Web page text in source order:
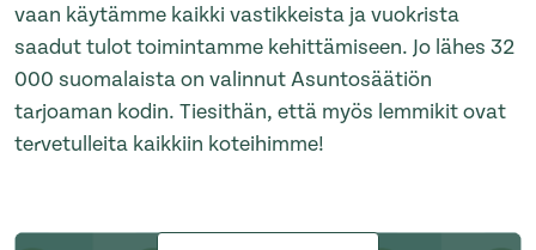
vaan käytämme kaikki vastikkeista ja vuokrista
saadut tulot toimintamme kehittämiseen. Jo lähes 32
000 suomalaista on valinnut Asuntosäätiön
tarjoaman kodin. Tiesithän, että myös lemmikit ovat
tervetulleita kaikkiin koteihimme!